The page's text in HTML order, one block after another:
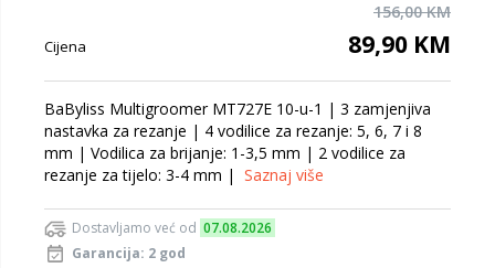
156,00 KM
Cijena 89,90 KM
BaByliss Multigroomer MT727E 10-u-1 | 3 zamjenjiva
nastavka za rezanje | 4 vodilice za rezanje: 5, 6, 7 i 8
mm | Vodilica za brijanje: 1-3,5 mm | 2 vodilice za
rezanje za tijelo: 3-4 mm | Saznaj više
Dostavljamo već od 07.08.2026
Garancija: 2 god